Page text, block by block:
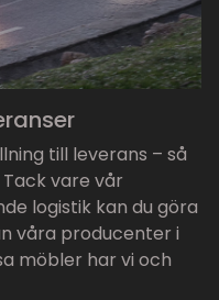
till leverans – så
vare vår
logistik kan du göra
våra producenter i
möbler har vi och